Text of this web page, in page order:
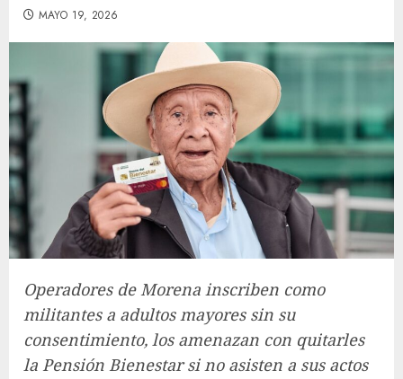
MAYO 19, 2026
Operadores de Morena inscriben como
militantes a adultos mayores sin su
consentimiento, los amenazan con quitarles
la Pensión Bienestar si no asisten a sus actos